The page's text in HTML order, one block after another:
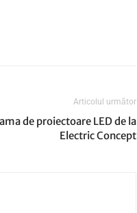
Articolul următor
de proiectoare LED de la
Electric Concept